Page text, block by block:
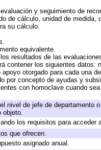
y seguimiento de
de cálculo, unidad de medida,
su cálculo.
equivalente.
resultados de las
contener los siguientes
otorgado para cada una
por concepto de ayudas y
con homoclave cuando
nivel de jefe de
objeto.
los requisitos para acceder
que ofrecen.
asignado anual.